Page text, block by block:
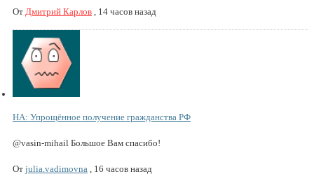
От Дмитрий Карлов 14 часов назад
НА: Упрощённое получение гражданства РФ
@vasin-mihail Большое Вам спасибо!
От julia.vadimovna 16 часов назад